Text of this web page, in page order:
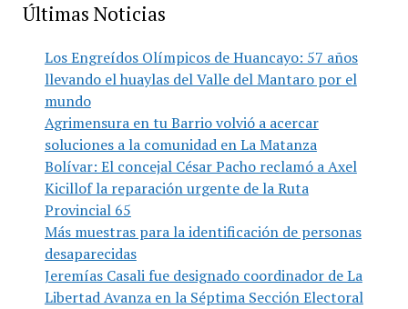
Últimas Noticias
Los Engreídos Olímpicos de Huancayo: 57 años
llevando el huaylas del Valle del Mantaro por el
mundo
Agrimensura en tu Barrio volvió a acercar
soluciones a la comunidad en La Matanza
Bolívar: El concejal César Pacho reclamó a Axel
Kicillof la reparación urgente de la Ruta
Provincial 65
Más muestras para la identificación de personas
desaparecidas
Jeremías Casali fue designado coordinador de La
Libertad Avanza en la Séptima Sección Electoral